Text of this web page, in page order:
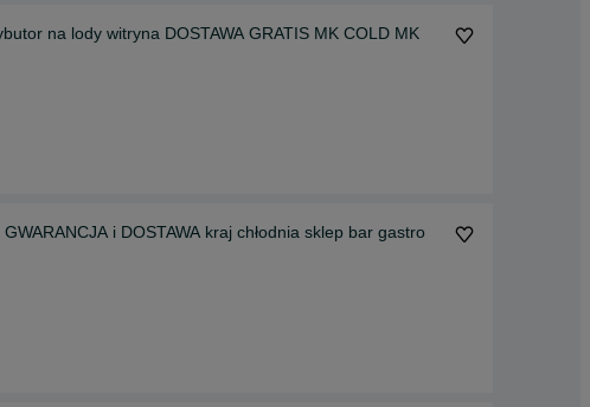
na lody witryna DOSTAWA GRATIS MK COLD MK
i DOSTAWA kraj chłodnia sklep bar gastro